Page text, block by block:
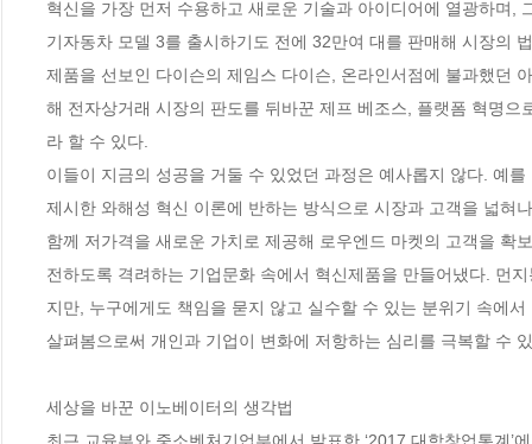
혁신을 가장 먼저 수용하고 새로운 기술과 아이디어에 열광하며,
기자동차 모델 3를 출시하기도 전에 32만여 대를 판매해 시장의
제품을 선보인 다이슨의 제임스 다이슨, 온라인서점에 불과했던
해 전자상거래 시장의 판도를 뒤바꾼 제프 베조스, 플랫폼 혁명
라 할 수 있다.
이들이 지금의 성공을 거둘 수 있었던 과정은 예사롭지 않다. 예
제시한 와해성 혁신 이론에 반하는 방식으로 시장과 고객을 넓혀
함께 저가격을 새로운 가치로 제공해 로우엔드 마켓의 고객을 확
전하도록 격려하는 기업문화 속에서 혁신제품을 만들어냈다. 먼
지만, 누구에게도 책임을 묻지 않고 실수할 수 있는 분위기 속에
살펴봄으로써 개인과 기업이 변화에 저항하는 심리를 극복할 수
세상을 바꾼 이노베이터의 생각법